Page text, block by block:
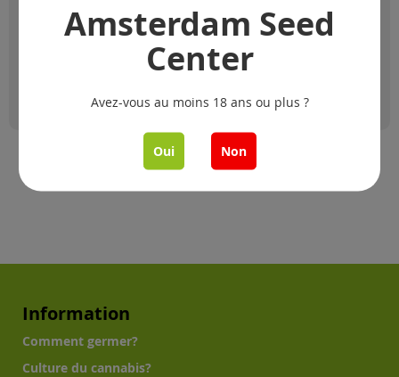
Amsterdam Seed
Center
Avez-vous au moins 18 ans ou plus ?
Oui Non
Information
Comment germer?
Culture du cannabis?